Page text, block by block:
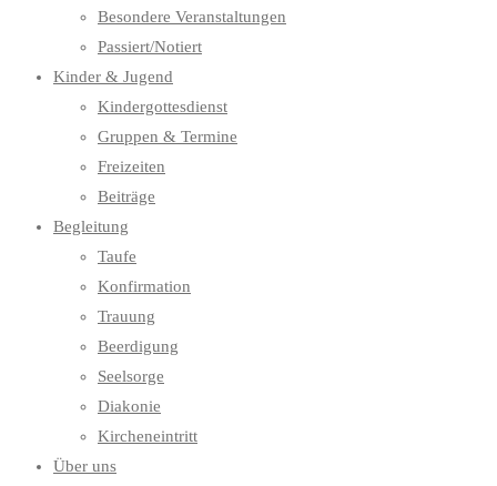
Besondere Veranstaltungen
Passiert/Notiert
Kinder & Jugend
Kindergottesdienst
Gruppen & Termine
Freizeiten
Beiträge
Begleitung
Taufe
Konfirmation
Trauung
Beerdigung
Seelsorge
Diakonie
Kircheneintritt
Über uns